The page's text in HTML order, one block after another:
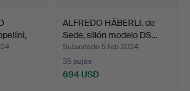
ALFREDO HÄBERLI. de
Sede, sillón modelo DS…
Subastado 5 feb 2024
35 pujas
694 USD